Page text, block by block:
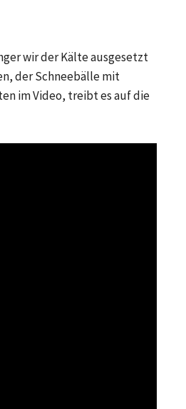
wir der Kälte ausgesetzt
der Schneebälle mit
im Video, treibt es auf die